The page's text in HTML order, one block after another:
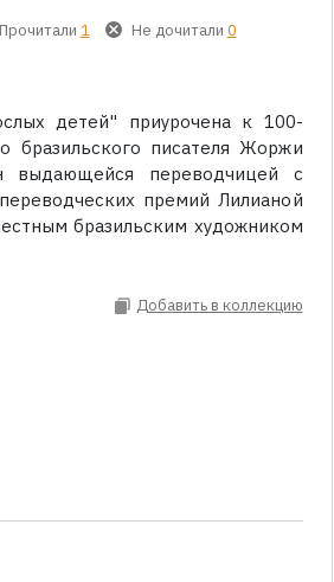
Прочитали 1 Не дочитали 0
детей" приурочена к 100-
бразильского писателя Жоржи
выдающейся переводчицей с
премий Лилианой
бразильским художником
Добавить в коллекцию